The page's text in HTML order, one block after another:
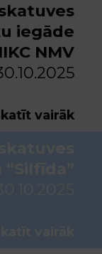
iegāde
NMV
vairāk